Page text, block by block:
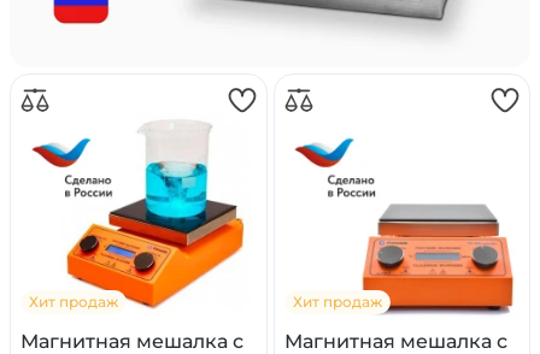
Хит продаж
Магнитная мешалка с
Хит продаж
Магнитная мешалка с